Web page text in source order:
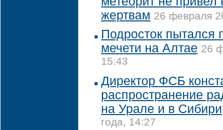
жертвам 26 февраля
Подросток пытался
мечети на Алтае 26
15:43
Директор ФСБ
распространение
на Урале и в Сибири
года, 14:27